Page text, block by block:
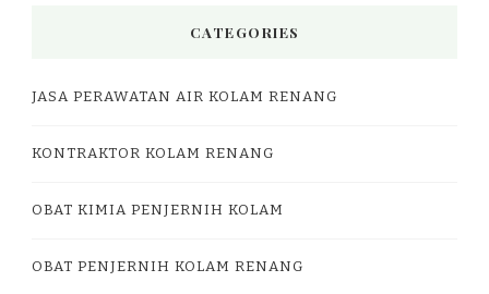
CATEGORIES
JASA PERAWATAN AIR KOLAM RENANG
KONTRAKTOR KOLAM RENANG
OBAT KIMIA PENJERNIH KOLAM
OBAT PENJERNIH KOLAM RENANG